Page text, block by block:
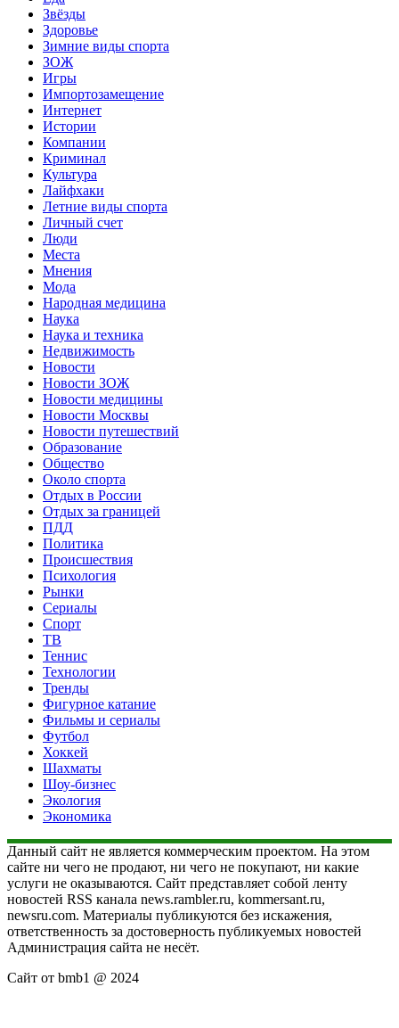
Звёзды
Здоровье
Зимние виды спорта
ЗОЖ
Игры
Импортозамещение
Интернет
Истории
Компании
Криминал
Культура
Лайфхаки
Летние виды спорта
Личный счет
Люди
Места
Мнения
Мода
Народная медицина
Наука
Наука и техника
Недвижимость
Новости
Новости ЗОЖ
Новости медицины
Новости Москвы
Новости путешествий
Образование
Общество
Около спорта
Отдых в России
Отдых за границей
ПДД
Политика
Происшествия
Психология
Рынки
Сериалы
Спорт
ТВ
Теннис
Технологии
Тренды
Фигурное катание
Фильмы и сериалы
Футбол
Хоккей
Шахматы
Шоу-бизнес
Экология
Экономика
Данный сайт не является коммерческим проектом. На этом
сайте ни чего не продают, ни чего не покупают, ни какие
услуги не оказываются. Сайт представляет собой ленту
новостей RSS канала news.rambler.ru, kommersant.ru,
newsru.com. Материалы публикуются без искажения,
ответственность за достоверность публикуемых новостей
Администрация сайта не несёт.
Сайт от bmb1 @ 2024